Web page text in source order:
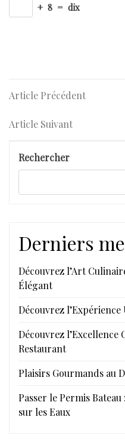
+ 8 = dix
Navigation
de
Article
Article Précédent
Article
Article Suivant
Rechercher
Derniers
Découvrez l’Art
Élégant
Découvrez
Découvrez l’Excellence
Restaurant
Plaisirs Gourmands au
Passer le Permis
sur les Eaux